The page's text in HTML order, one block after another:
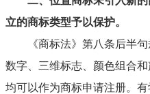
立的商标类型予以保护。
《商标法》第八条后半句
数字、三维标志、颜色组合
均可以作为商标申请注册。